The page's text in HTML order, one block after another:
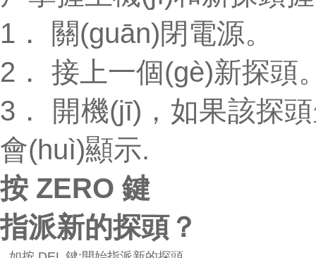
1． 關(guān)閉電源。
2． 接上一個(gè)新探頭
3． 開機(jī)，如果該探頭
會(huì)顯示.
按 ZERO 鍵
指派新的探頭？